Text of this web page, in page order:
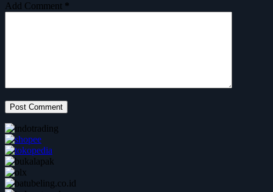
Add Comment *
Post Comment